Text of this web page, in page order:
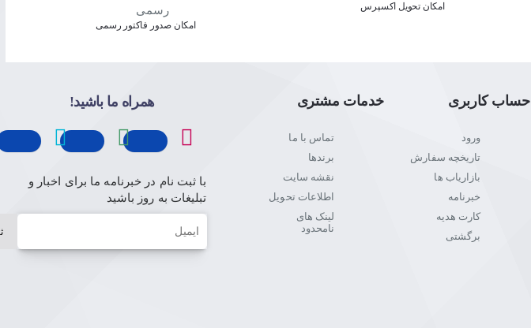
اﻣﮑﺎن ﺗﺤﻮﯾﻞ اﮐﺴﭙﺮس
امکان صدور فاکتور رسمی
حساب کاربری
ورود
تاریخچه سفارش
بازاریاب ها
خبرنامه
کارت هدیه
برگشتی
خدمات مشتری
تماس با ما
برندها
نقشه سایت
اطلاعات تحویل
لینک های
نامحدود
همراه ما باشید!
با ثبت نام در خبرنامه ما برای اخبار و
تبلیغات به روز باشید
ایمیل